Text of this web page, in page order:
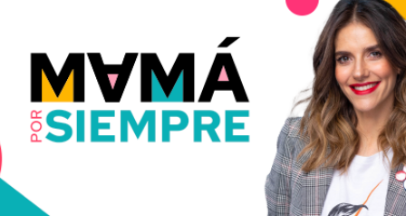
TVN VERTICAL
TVN PLAY